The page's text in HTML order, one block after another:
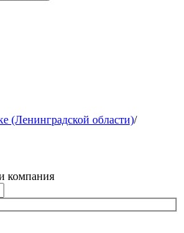
(Ленинградской области)/
компания